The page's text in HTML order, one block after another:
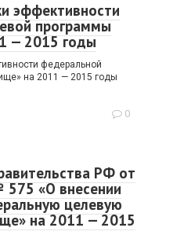
эффективности
программы
— 2015 годы
федеральной
на 2011 — 2015 годы
0
РФ от
«О внесении
целевую
на 2011 — 2015